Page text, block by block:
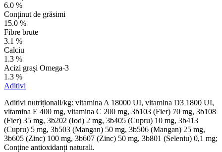
6.0 %
Conținut de grăsimi
15.0 %
Fibre brute
3.1 %
Calciu
1.3 %
Acizi grași Omega-3
1.3 %
Aditivi
Aditivi nutriționali/kg: vitamina A 18000 UI, vitamina D3 1800 UI,
vitamina E 400 mg, vitamina C 200 mg, 3b103 (Fier) 70 mg, 3b108
(Fier) 35 mg, 3b202 (Iod) 2 mg, 3b405 (Cupru) 10 mg, 3b413
(Cupru) 5 mg, 3b503 (Mangan) 50 mg, 3b506 (Mangan) 25 mg,
3b605 (Zinc) 100 mg, 3b607 (Zinc) 50 mg, 3b801 (Seleniu) 0,1 mg;
Conține antioxidanți naturali.